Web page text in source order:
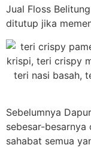
Jual Floss
ditutup jika
Sebelumnya
sebesar-
sahabat semua